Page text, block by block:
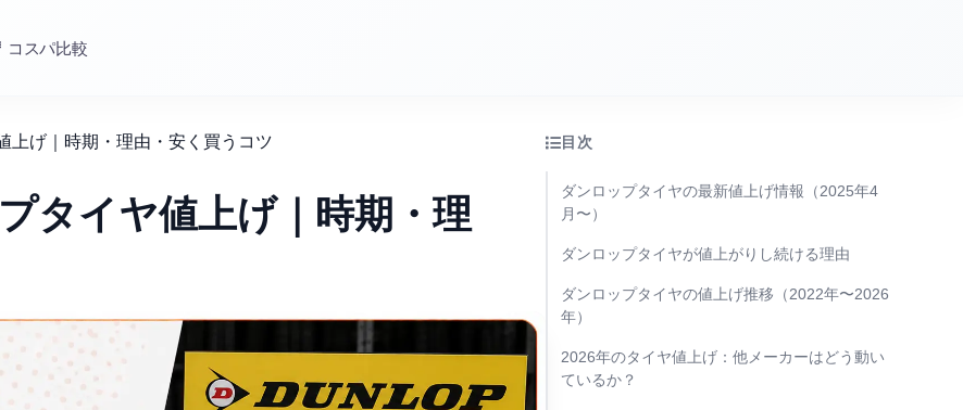
コスパ比較
上げ｜時期・理由・安く買うコツ
タイヤ値上げ｜時期・理
目次
ダンロップタイヤの最新値上げ情報（2025年4
月〜）
ダンロップタイヤが値上がりし続ける理由
ダンロップタイヤの値上げ推移（2022年〜2026
年）
2026年のタイヤ値上げ：他メーカーはどう動い
ているか？